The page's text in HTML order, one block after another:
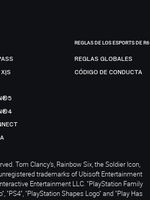
REGLAS DE LOS ESPORTS DE R6
REGLAS GLOBALES
CÓDIGO DE CONDUCTA
Tom Clancy’s, Rainbow Six, the Soldier Icon,
trademarks of Ubisoft Entertainment
Entertainment LLC. "PlayStation Family
"PS4", "PlayStation Shapes Logo" and "Play Has